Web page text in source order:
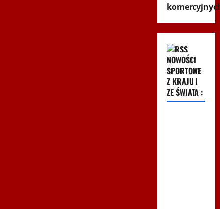
NOWOŚCI
SPORTOWE
Z KRAJU I
ZE ŚWIATA :